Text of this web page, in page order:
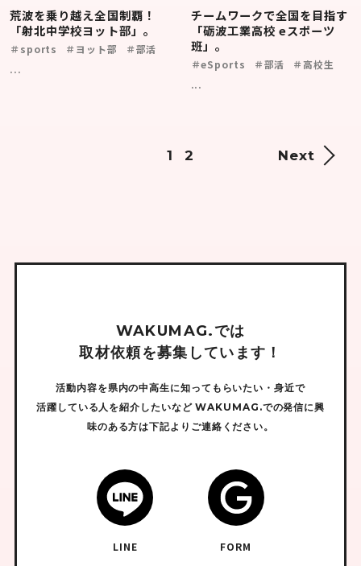
荒波を乗り越え全国制覇！
「射北中学校ヨット部」。
＃sports ＃ヨット部
＃部活
...
チームワークで全国を目指す
「砺波工業高校 eスポーツ
班」。
＃eSports ＃部活
＃高校生
...
1 2 Next
WAKUMAG.では
取材依頼を募集 してい ます ！
活動内容を県内の中高生に知ってもらいたい・身近で
活躍している人を紹介したいなどWAKUMAG.での発信に興
味のある方は下記よりご連絡ください。
LINE FORM